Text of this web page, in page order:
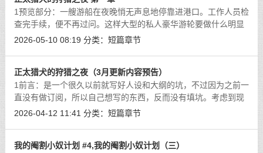
1预览部分：一艘游船在夜晚悄无声息地停靠进港口。工作人员检
查完手续，便不再过问。这样大型的私人豪华游轮要做什么明显
不是底层的港口管理人员该过问的。邮轮上的餐厅里，金先生正
2026-05-10 08:19 分类： 短篇章节
正太猎犬的狩猎之夜（3月更新内容预告）
1前言：是一个很久以前就写好人设和大纲的坑，不过因为之前一
直没有做订阅，所以自己想写的东西，反而没有填坑。考虑到现
在既然开始在fanbox上面开订阅了，那可以填一点大家喜欢的题
2026-04-12 11:41 分类： 短篇章节
我的阉割小奴计划 #4,我的阉割小奴计划（三）